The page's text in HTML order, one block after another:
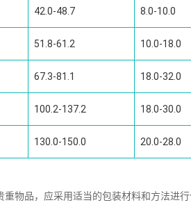
42.0-48.7 8.0-10.0
51.8-61.2 10.0-18.0
67.3-81.1 18.0-32.0
100.2-137.2 18.0-30.0
130.0-150.0 20.0-28.0
物品，应采用适当的包装材料和方法进